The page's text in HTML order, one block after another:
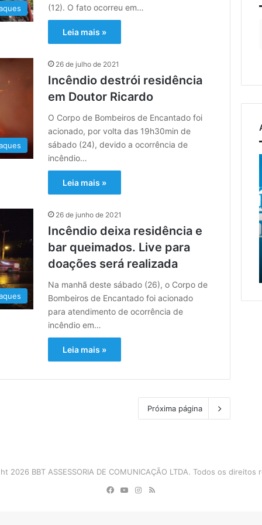
(12). O fato ocorreu em…
Leia mais »
26 de julho de 2021
Incêndio destrói residência
em Doutor Ricardo
O Corpo de Bombeiros de Encantado foi
acionado, por volta das 19h30min de
sábado (24), devido a ocorrência de
incêndio…
Leia mais »
26 de junho de 2021
Incêndio deixa residência e
bar queimados. Live para
doações será realizada
Na manhã deste sábado (26), o Corpo de
Bombeiros de Encantado foi acionado
para atendimento de ocorrência de
incêndio em…
Leia mais »
Próxima página
do 13º
Farroupilha de
ocorre neste
recebe
de
ponte
entre
Encantado
e
Muçum
e
vai
EGR recebe projeto de
reconstrução da ponte
entre Encantado e Muçum
e vai iniciar a contratação
da obra
2026 BBT ASSESSORIA DE COMUNICAÇÃO LTDA. Todos os direitos
Facebook
YouTubeInstagram
RSS